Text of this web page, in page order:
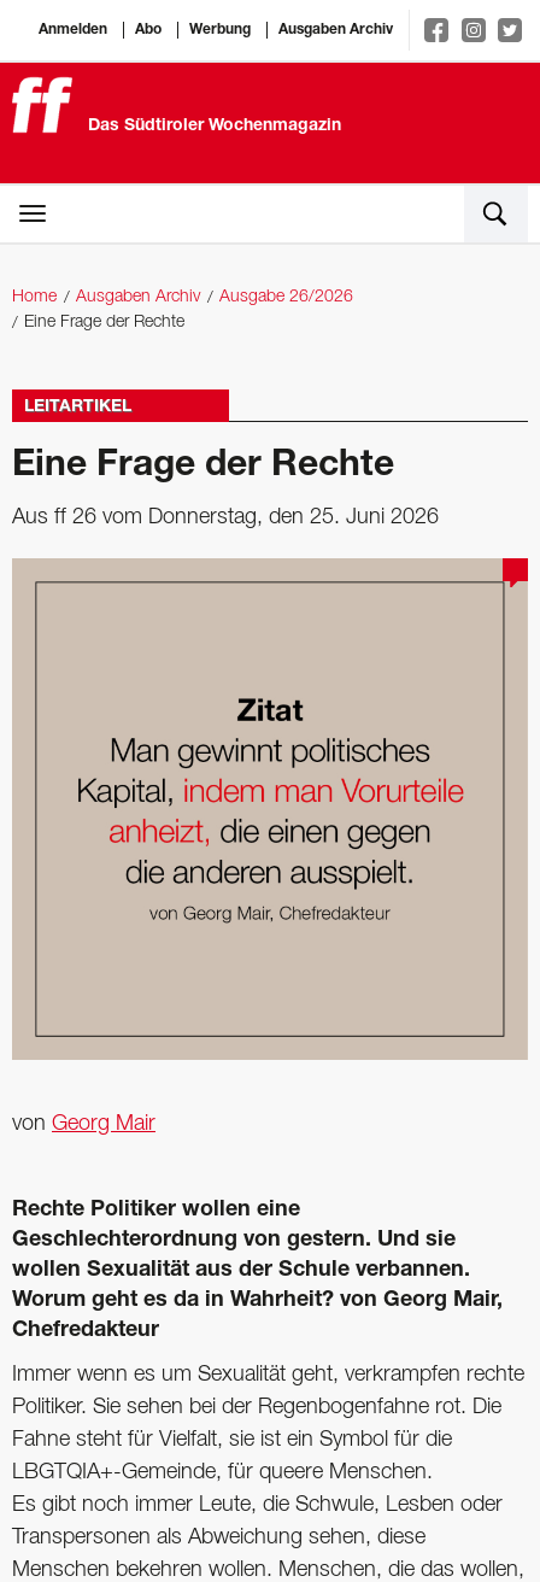
Anmelden Abo Werbung Ausgaben Archiv
Das Südtiroler Wochenmagazin
Home Ausgaben Archiv
Ausgabe 26/2026
Eine Frage der Rechte
LEITARTIKEL
Eine Frage der Rechte
Aus ff 26 vom Donnerstag, den 25. Juni 2026
von Georg Mair
Rechte Politiker wollen eine
Geschlechterordnung von gestern. Und sie
wollen Sexualität aus der Schule verbannen.
Worum geht es da in Wahrheit? von Georg Mair,
Chefredakteur
Immer wenn es um Sexualität geht, verkrampfen rechte
Politiker. Sie sehen bei der Regenbogenfahne rot. Die
Fahne steht für Vielfalt, sie ist ein Symbol für die
LBGTQIA+-Gemeinde, für queere Menschen.
Es gibt noch immer Leute, die Schwule, Lesben oder
Transpersonen als Abweichung sehen, diese
Menschen bekehren wollen. Menschen, die das wollen,